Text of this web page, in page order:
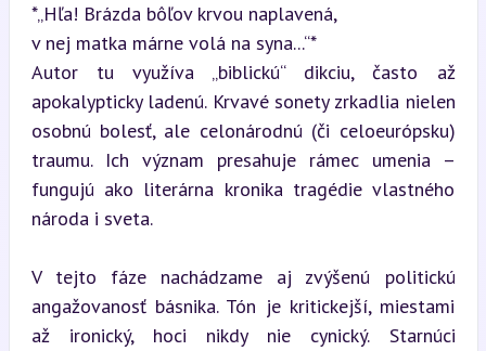
*„Hľa! Brázda bôľov krvou naplavená,
v nej matka márne volá na syna...“*
Autor tu využíva „biblickú“ dikciu, často až
apokalypticky ladenú. Krvavé sonety zrkadlia nielen
osobnú bolesť, ale celonárodnú (či celoeurópsku)
traumu. Ich význam presahuje rámec umenia –
fungujú ako literárna kronika tragédie vlastného
národa i sveta.
V tejto fáze nachádzame aj zvýšenú politickú
angažovanosť básnika. Tón je kritickejší, miestami
až ironický, hoci nikdy nie cynický. Starnúci